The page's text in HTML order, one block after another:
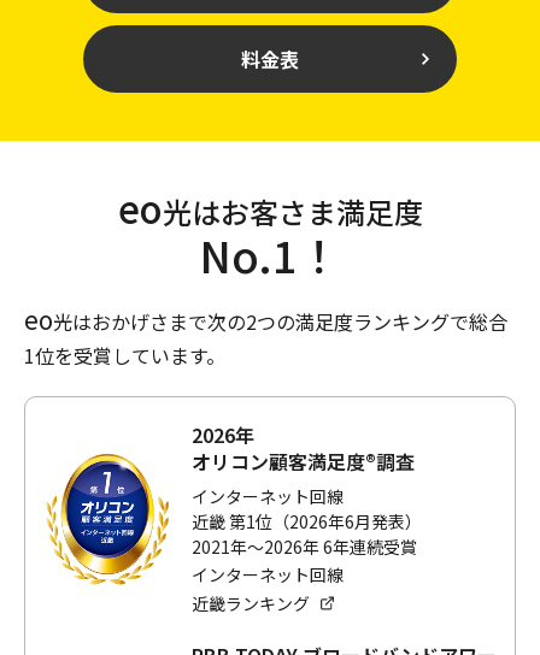
が、キャンペーンにより、標準工事費分割支払い代金と同額
を毎月割引いたします。（2カ月目1,249円、3～25カ月目
1,237円割引）標準工事費分割払いの途中で解約された場合
は、標準工事費の残債を一括でお支払いいただきます。お客
は5,500円が別途かかります。
※3 「他社違約金補填」の適用が条件です。開通後、
および受取手続きが必要です。eo光ネットまたはeo光シン
請ください。補填金の受取手続きには、インターネット
（Web）でのお手続きが必要です。他社解約金・撤去費用が
ルプランの場合は対象外、eo光ネットの場合のみ対象となり
ます（最大10,000円まで）。
※4 「無線ルーター12カ月無料キャンペーン」の適用が条件で
す。
料金表
eo光はお客さま満足度
No.1！
eo光はおかげさまで次の2つの満足度ランキングで総合
1位を受賞しています。
2026年
オリコン顧客満足度®調査
インターネット回線
近畿 第1位（2026年6月発表）
2021年～2026年 6年連続受賞
インターネット回線
近畿ランキング